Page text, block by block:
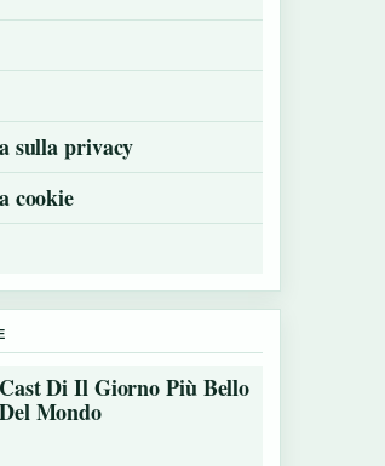
sulla privacy
cookie
Cast Di Il Giorno Più Bello
Del Mondo